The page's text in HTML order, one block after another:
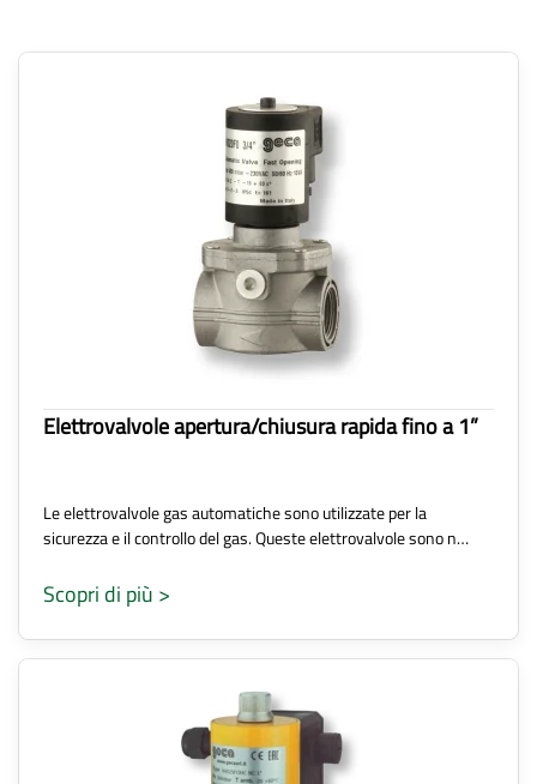
Elettrovalvole apertura/chiusura rapida fino a 1”
Le elettrovalvole gas automatiche sono utilizzate per la
sicurezza e il controllo del gas. Queste elettrovalvole sono n…
Scopri di più >